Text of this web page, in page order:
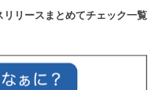
リリースまとめてチェック一覧